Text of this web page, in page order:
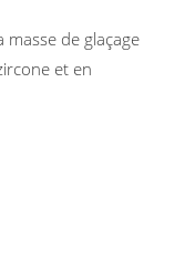
masse de glaçage
et en